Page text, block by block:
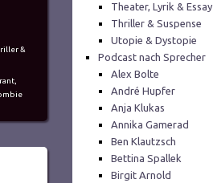
&
Theater, Lyrik & Essay
Thriller & Suspense
Utopie & Dystopie
Podcast nach Sprecher
Alex Bolte
André Hupfer
Anja Klukas
Annika Gamerad
Ben Klautzsch
Bettina Spallek
Birgit Arnold